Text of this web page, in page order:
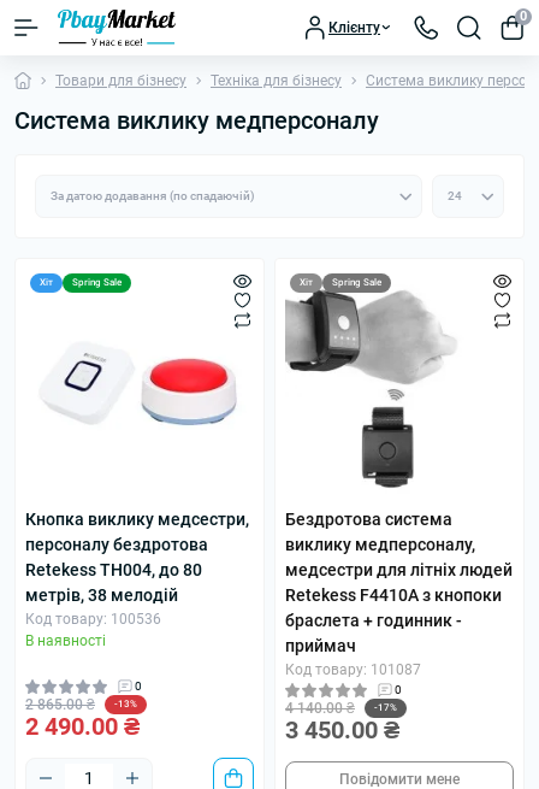
Клієнту
0
Товари для бізнесу Техніка для бізнесу Система виклику
Система виклику медперсоналу
Хіт Spring Sale
Кнопка виклику медсестри,
персоналу бездротова
Retekess TH004, до 80
метрів, 38 мелодій
Код товару: 100536
В наявності
0
2 865.00 ₴ -13%
2 490.00 ₴
Хіт Spring Sale
Бездротова система
виклику медперсоналу,
медсестри для літніх людей
Retekess F4410A з кнопоки
браслета + годинник -
приймач
Код товару: 101087
0
4 140.00 ₴ -17%
3 450.00 ₴
Повідомити мене